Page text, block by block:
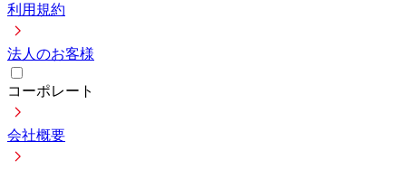
利用規約
法人のお客様
コーポレート
会社概要